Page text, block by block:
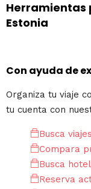
Herramientas
Estonia
Con ayuda de
Organiza tu viaje
tu cuenta con
Busca
Compara
Busca
Reserva